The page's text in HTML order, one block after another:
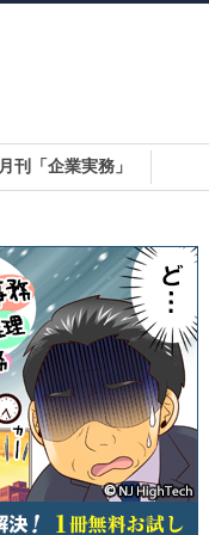
月刊「企業実務」